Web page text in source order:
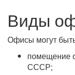
Виды
Офисы могут
помещение
СССР;